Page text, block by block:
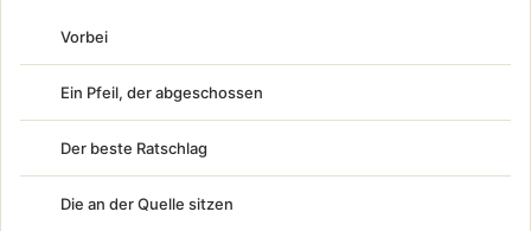
Vorbei
Ein Pfeil, der abgeschossen
Der beste Ratschlag
Die an der Quelle sitzen